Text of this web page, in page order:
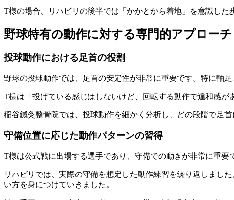
T様の場合、リハビリの後半では「かかとから着地」を意識し
野球特有の動作に対する専門的アプローチ
投球動作における足首の役割
野球の投球動作では、足首の安定性が非常に重要です。特に軸
T様は「投げている感じはしないけど、回転する動作で違和感
稲谷鍼灸整骨院では、投球動作を細かく分析し、どの段階で足
守備位置に応じた動作パターンの習得
T様は公式戦に出場する選手であり、守備での動きが非常に重
リハビリでは、実際の守備を想定した動作練習を繰り返しまし
い方を身につけていきました。